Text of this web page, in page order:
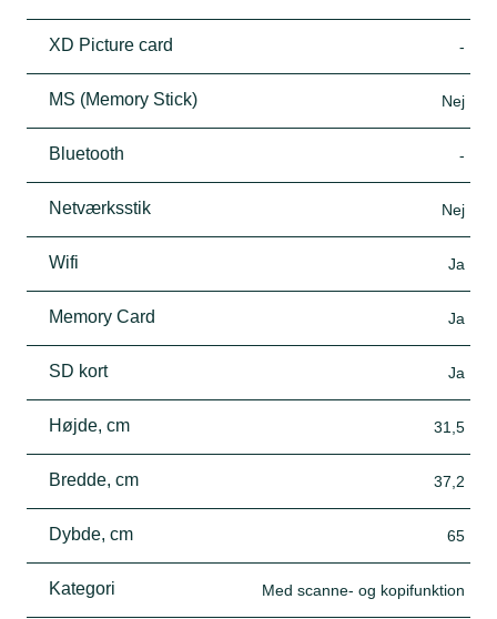
XD Picture card -
MS (Memory Stick) Nej
Bluetooth -
Netværksstik Nej
Wifi Ja
Memory Card Ja
SD kort Ja
Højde, cm 31,5
Bredde, cm 37,2
Dybde, cm 65
Kategori Med scanne- og kopifunktion